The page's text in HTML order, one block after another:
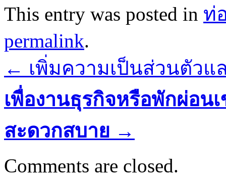
This entry was posted in ท่
permalink.
← เพิ่มความเป็นส่วนตัว
เพื่องานธุรกิจหรือพักผ่อน
สะดวกสบาย →
Comments are closed.